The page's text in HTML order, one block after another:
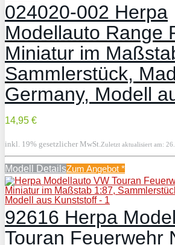
024020-002 Herpa
Modellauto Range
Miniatur im
Sammlerstück,
Germany, Modell
14,95 €
inkl. 19% gesetzlicher MwSt. Zuletzt aktualisiert am:
Modell DetailsZum Angebot *
92616 Herpa
Touran Feuerwehr